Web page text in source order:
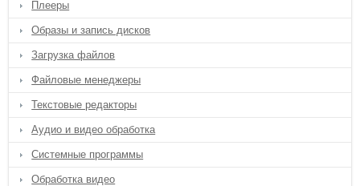
Плееры
Образы и запись дисков
Загрузка файлов
Файловые менеджеры
Текстовые редакторы
Аудио и видео обработка
Системные программы
Обработка видео